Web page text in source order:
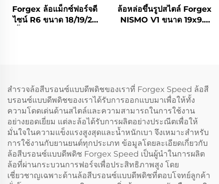
Forgex ล้อแม็กซ์ฟอร์จดี
ไซน์ R6 ขนาด 18/19/20
ล้อหล่อขึ้นรูปสไตล์ Forgex
NISMO V1 ขนาด 19x9.5
G37
สำรวจล้อสีบรอนซ์แบบดีพดิชของเราที่ Forgex Speed ล้อสี
บรอนซ์แบบดีพดิชของเราได้รับการออกแบบมาเพื่อให้ทั้ง
ความโดดเด่นด้านสไตล์และความสามารถในการใช้งาน
อย่างยอดเยี่ยม แต่ละล้อได้รับการผลิตอย่างประณีตเพื่อให้
มั่นใจในความแข็งแรงสูงสุดและน้ำหนักเบา จึงเหมาะสำหรับ
การใช้งานกับยานยนต์ทุกประเภท ข้อมูลโดยละเอียดเกี่ยวกับ
ล้อสีบรอนซ์แบบดีพดิช Forgex Speed เป็นผู้นำในการผลิต
ล้อที่ผ่านกระบวนการฟอร์จเพื่อประสิทธิภาพสูง โดย
เชี่ยวชาญเฉพาะด้านล้อสีบรอนซ์แบบดีพดิชที่ตอบโจทย์ลูกค้า